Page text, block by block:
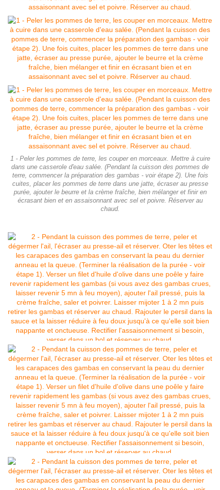
1 - Peler les pommes de terre, les couper en morceaux. Mettre à cuire
dans une casserole d'eau salée. (Pendant la cuisson des pommes de
terre, commencer la préparation des gambas - voir étape 2). Une fois
cuites, placer les pommes de terre dans une jatte, écraser au presse
purée, ajouter le beurre et la crème fraîche, bien mélanger et finir en
écrasant bien et en assaisonnant avec sel et poivre. Réserver au
chaud.